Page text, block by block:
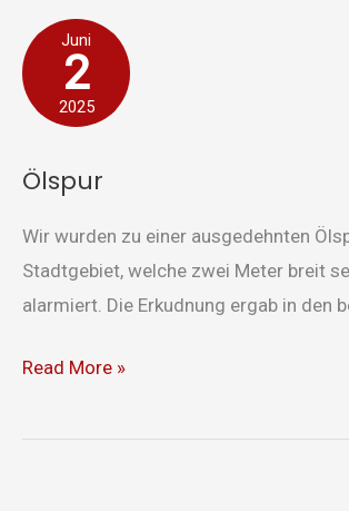
Juni
2
2025
Ölspur
Wir wurden zu einer ausgedehnten
Stadtgebiet, welche zwei Meter breit
alarmiert. Die Erkudnung ergab in den
Ölspur
Read More »